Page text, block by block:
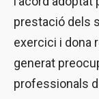
prestació dels
exercici i dona
generat
professionals